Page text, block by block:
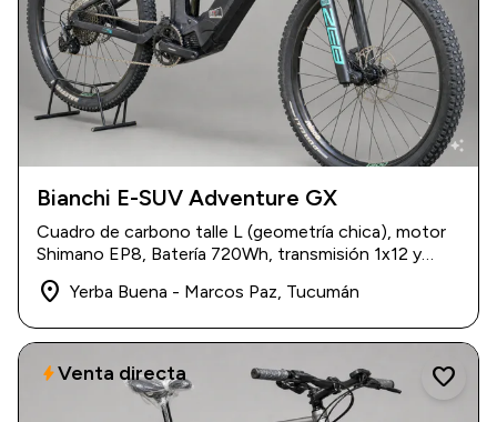
auto_awesome
USD 6.000
Bianchi E-SUV Adventure GX
Cuadro de carbono talle L (geometría chica), motor
Shimano EP8, Batería 720Wh, transmisión 1x12 y
suspensión RockShox.
place Yerba Buena - Marcos Paz, Tucumán
favorite
boltVenta directa